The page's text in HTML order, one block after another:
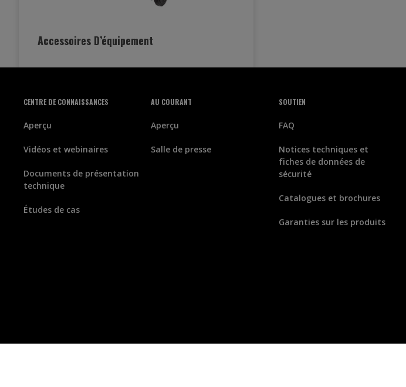
Accessoires D’équipement
CENTRE DE CONNAISSANCES
Aperçu
Vidéos et webinaires
Documents de présentation
technique
Études de cas
AU COURANT
Aperçu
Salle de presse
SOUTIEN
FAQ
Notices techniques et
fiches de données de
sécurité
Catalogues et brochures
Garanties sur les produits